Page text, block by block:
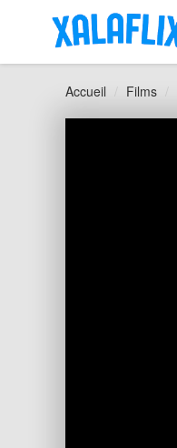
Accueil Films